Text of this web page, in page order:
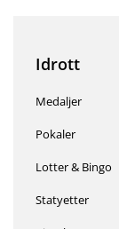
Idrott
Medaljer
Pokaler
Lotter & Bingo
Statyetter